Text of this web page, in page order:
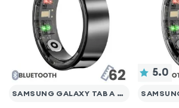
SAMSUNG GALAXY TAB A 7" (2016)
5.0